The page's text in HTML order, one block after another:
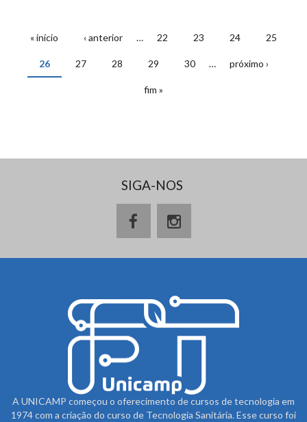
« início ‹ anterior … 22 23 24 25
26 27 28 29 30 … próximo ›
fim »
SIGA-NOS
A UNICAMP começou o oferecimento de cursos de tecnologia em
1974 com a criação do curso de Tecnologia Sanitária. Esse curso foi